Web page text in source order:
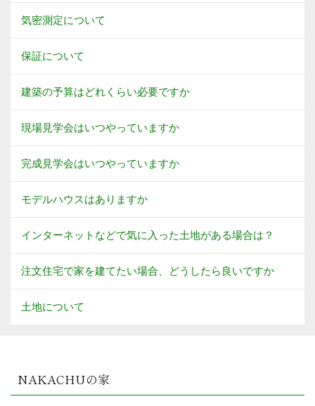
気密測定について
保証について
建築の予算はどれくらい必要ですか
現場見学会はいつやっていますか
完成見学会はいつやっていますか
モデルハウスはありますか
インターネットなどで気に入った土地がある場合は？
注文住宅で家を建てたい場合、どうしたら良いですか
土地について
NAKACHUの家